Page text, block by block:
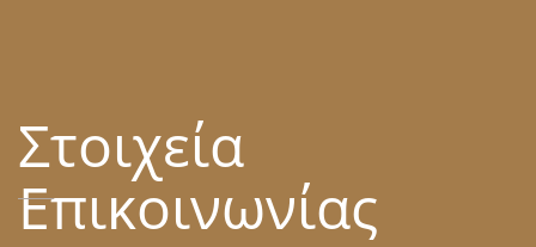
Στοιχεία
Επικοινωνίας